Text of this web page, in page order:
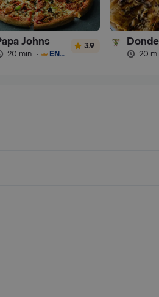
Johns
20 min · ENVÍO GRATIS
3.9
20